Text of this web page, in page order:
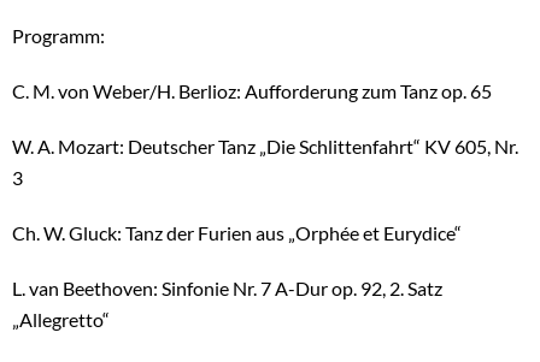
Programm:
C. M. von Weber/H. Berlioz: Aufforderung zum Tanz op. 65
W. A. Mozart: Deutscher Tanz „Die Schlittenfahrt“ KV 605, Nr.
3
Ch. W. Gluck: Tanz der Furien aus „Orphée et Eurydice“
L. van Beethoven: Sinfonie Nr. 7 A-Dur op. 92, 2. Satz
„Allegretto“